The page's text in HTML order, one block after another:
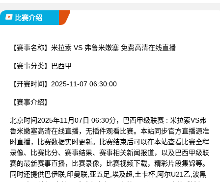
比赛介绍
【赛事名称】 米拉索 VS 弗鲁米嫩塞 免费高清在线直播
【赛事分类】 巴西甲
【开赛时间】 2025-11-07 06:30:00
【赛事介绍】
北京时间2025年11月07日 06:30分，巴西甲级联赛 : 米拉索VS弗
鲁米嫩塞高清在线直播，无插件观看比赛。本站同步官方直播源准
时直播，比赛数据实时更新。比赛结束后可以在本站查看比赛全程
录像、比赛比分、赛事结果、赛事相关新闻报道，以及巴西甲级联
赛的最新赛事直播，比赛录像，比赛视频下载，精彩片段集锦等。
同时还提供巴伊联,印曼联,亚五足,埃及超,土卡杯,阿尔U21乙,波黑